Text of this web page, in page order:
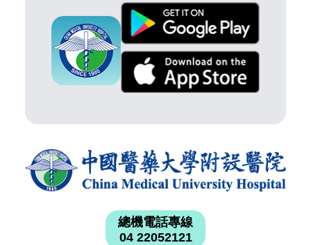
總機電話專線
04 22052121